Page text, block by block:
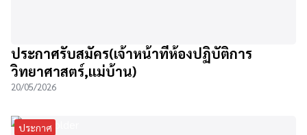
ประกาศรับสมัคร(เจ้าหน้าที่ห้องปฏิบัติการ
วิทยาศาสตร์,แม่บ้าน)
20/05/2026
ประกาศ